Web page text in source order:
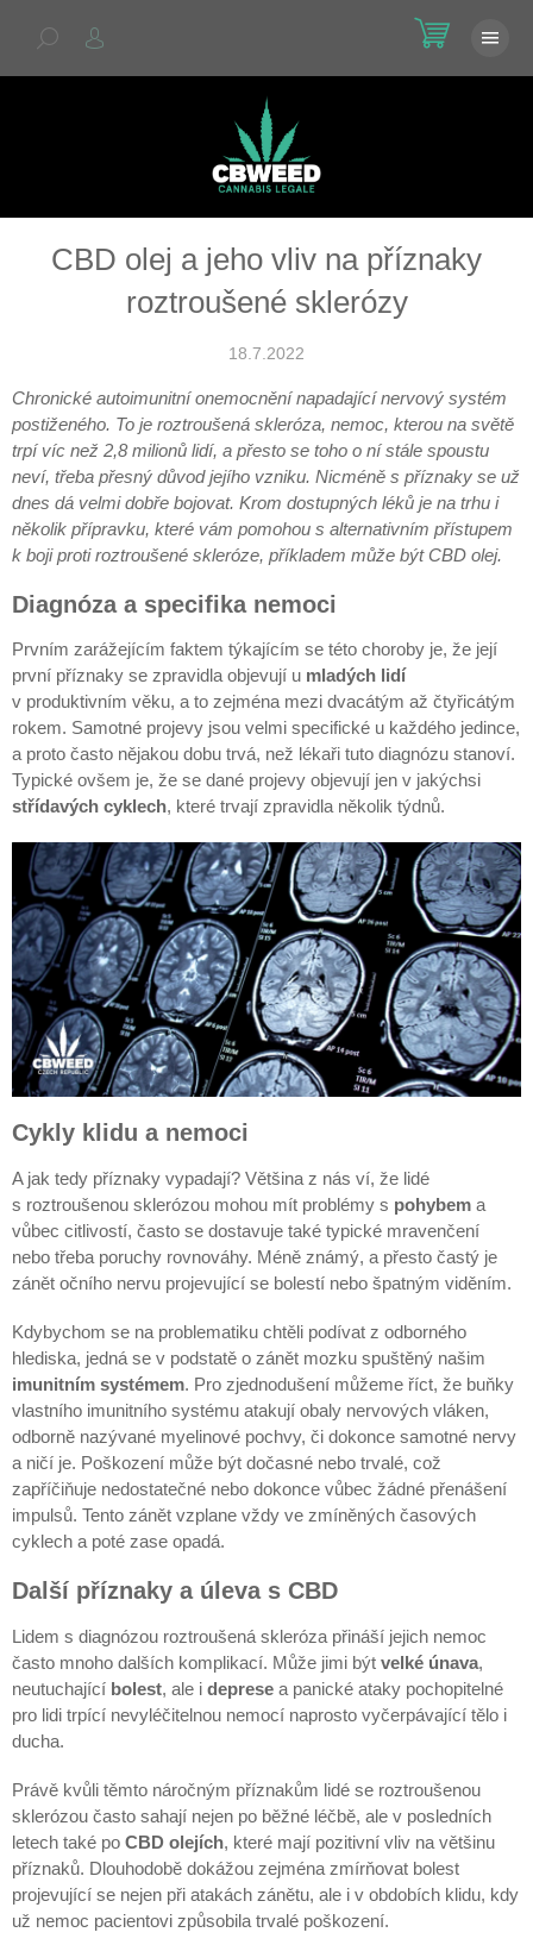
CBD olej a jeho vliv na příznaky
roztroušené sklerózy
18.7.2022
Chronické autoimunitní onemocnění napadající nervový systém
postiženého. To je roztroušená skleróza, nemoc, kterou na světě
trpí víc než 2,8 milionů lidí, a přesto se toho o ní stále spoustu
neví, třeba přesný důvod jejího vzniku. Nicméně s příznaky se už
dnes dá velmi dobře bojovat. Krom dostupných léků je na trhu i
několik přípravku, které vám pomohou s alternativním přístupem
k boji proti roztroušené skleróze, příkladem může být CBD olej.
Diagnóza a specifika nemoci
Prvním zarážejícím faktem týkajícím se této choroby je, že její
první příznaky se zpravidla objevují u mladých lidí
v produktivním věku, a to zejména mezi dvacátým až čtyřicátým
rokem. Samotné projevy jsou velmi specifické u každého jedince,
a proto často nějakou dobu trvá, než lékaři tuto diagnózu stanoví.
Typické ovšem je, že se dané projevy objevují jen v jakýchsi
střídavých cyklech, které trvají zpravidla několik týdnů.
Cykly klidu a nemoci
A jak tedy příznaky vypadají? Většina z nás ví, že lidé
s roztroušenou sklerózou mohou mít problémy s pohybem a
vůbec citlivostí, často se dostavuje také typické mravenčení
nebo třeba poruchy rovnováhy. Méně známý, a přesto častý je
zánět očního nervu projevující se bolestí nebo špatným viděním.
Kdybychom se na problematiku chtěli podívat z odborného
hlediska, jedná se v podstatě o zánět mozku spuštěný našim
imunitním systémem. Pro zjednodušení můžeme říct, že buňky
vlastního imunitního systému atakují obaly nervových vláken,
odborně nazývané myelinové pochvy, či dokonce samotné nervy
a ničí je. Poškození může být dočasné nebo trvalé, což
zapříčiňuje nedostatečné nebo dokonce vůbec žádné přenášení
impulsů. Tento zánět vzplane vždy ve zmíněných časových
cyklech a poté zase opadá.
Další příznaky a úleva s CBD
Lidem s diagnózou roztroušená skleróza přináší jejich nemoc
často mnoho dalších komplikací. Může jimi být velké únava,
neutuchající bolest, ale i deprese a panické ataky pochopitelné
pro lidi trpící nevyléčitelnou nemocí naprosto vyčerpávající tělo i
ducha.
Právě kvůli těmto náročným příznakům lidé se roztroušenou
sklerózou často sahají nejen po běžné léčbě, ale v posledních
letech také po CBD olejích, které mají pozitivní vliv na většinu
příznaků. Dlouhodobě dokážou zejména zmírňovat bolest
projevující se nejen při atakách zánětu, ale i v obdobích klidu, kdy
už nemoc pacientovi způsobila trvalé poškození.